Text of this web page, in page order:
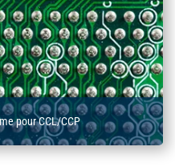
pour CCL/CCP